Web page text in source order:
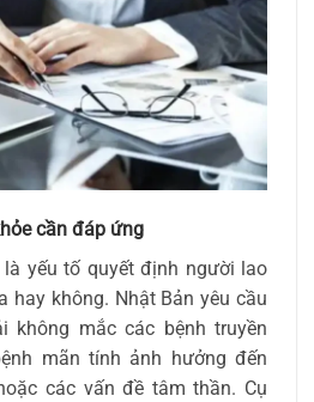
cần đáp ứng
yếu tố quyết định người lao
hay không. Nhật Bản yêu cầu
không mắc các bệnh truyền
mãn tính ảnh hưởng đến
các vấn đề tâm thần. Cụ